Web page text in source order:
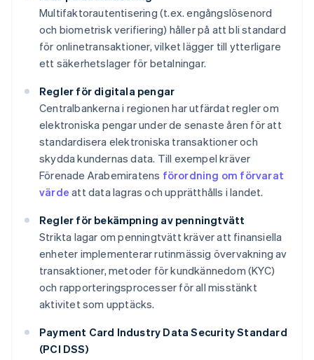
Multifaktorautentisering (t.ex. engångslösenord
och biometrisk verifiering) håller på att bli standard
för onlinetransaktioner, vilket lägger till ytterligare
ett säkerhetslager för betalningar.
Regler för digitala pengar
Centralbankerna i regionen har utfärdat regler om
elektroniska pengar under de senaste åren för att
standardisera elektroniska transaktioner och
skydda kundernas data. Till exempel kräver
Förenade Arabemiratens förordning om förvarat
värde att data lagras och upprätthålls i landet.
Regler för bekämpning av penningtvätt
Strikta lagar om penningtvätt kräver att finansiella
enheter implementerar rutinmässig övervakning av
transaktioner, metoder för kundkännedom (KYC)
och rapporteringsprocesser för all misstänkt
aktivitet som upptäcks.
Payment Card Industry Data Security Standard
(PCI DSS)